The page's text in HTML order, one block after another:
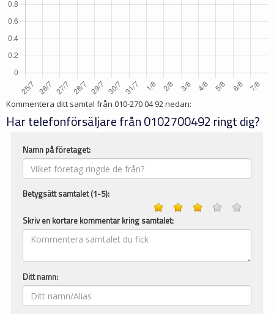
Kommentera ditt samtal från 010-270 04 92nedan:
Har telefonförsäljare från 0102700492 ringt dig?
Namn på företaget:
Betygsätt samtalet (1-5):
Skriv en kortare kommentar kring samtalet:
Ditt namn: